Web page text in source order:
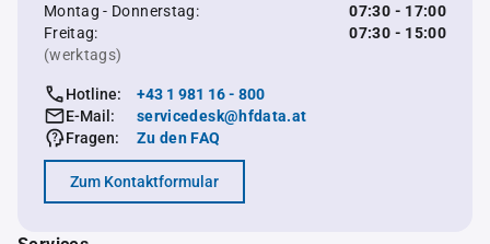
Montag - Donnerstag:
07:30 - 17:00
Freitag:
07:30 - 15:00
(werktags)
Hotline:
+43 1 981 16 - 800
E-Mail:
servicedesk@hfdata.at
Fragen:
Zu den FAQ
Zum Kontaktformular